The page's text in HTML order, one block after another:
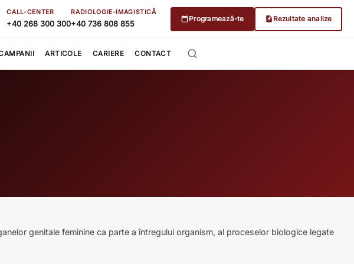
CALL-CENTER
+40 268 300 300
RADIOLOGIE-IMAGISTICĂ
+40 736 808 855
Programează-te Rezultate analize
ARTICOLE CARIERE CONTACT
genitale feminine ca parte a întregului organism, al proceselor biologice legate